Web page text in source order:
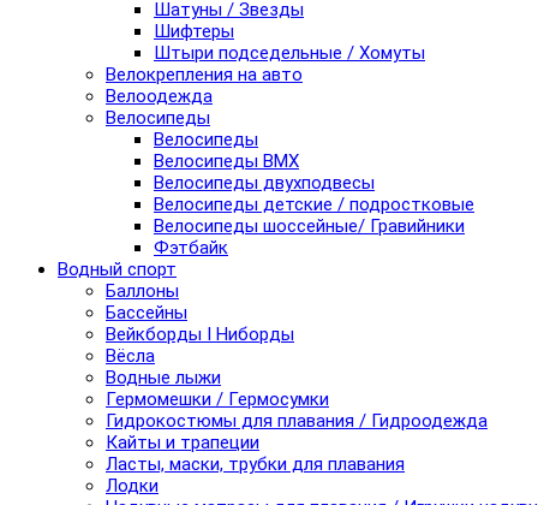
Шатуны / Звезды
Шифтеры
Штыри подседельные / Хомуты
Велокрепления на авто
Велоодежда
Велосипеды
Велосипеды
Велосипеды BMX
Велосипеды двухподвесы
Велосипеды детские / подростковые
Велосипеды шоссейные/ Гравийники
Фэтбайк
Водный спорт
Баллоны
Бассейны
Вейкборды I Ниборды
Вёсла
Водные лыжи
Гермомешки / Гермосумки
Гидрокостюмы для плавания / Гидроодежда
Кайты и трапеции
Ласты, маски, трубки для плавания
Лодки